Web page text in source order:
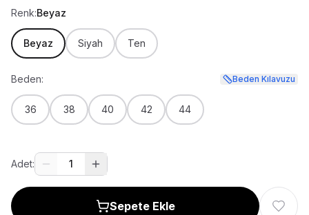
Renk:Beyaz
Beyaz Siyah Ten
Beden: Beden Kılavuzu
36 38 40 42 44
Adet: 1
Sepete Ekle